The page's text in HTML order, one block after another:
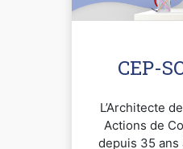
CEP-
L’Architecte
Actions de
depuis 35 ans